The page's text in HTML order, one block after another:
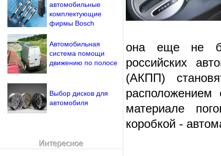
она еще не
российских
(АКПП)
материале
коробкой -
автомобильные
комплектующие
фирмы Bosch
Автомобильная
система помощи
движению по полосе
Выбор дисков для
автомобиля
Интересное